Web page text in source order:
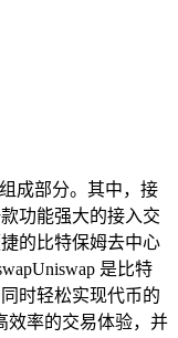
成部分。其中，接
功能强大的接入交
的比特保姆去中心
是比特
时轻松实现代币的
效率的交易体验，并